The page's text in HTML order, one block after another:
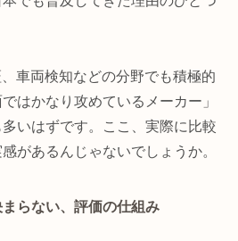
車両検知などの分野でも積極的
はかなり攻めているメーカー」
いはずです。ここ、実際に比較
があるんじゃないでしょうか。
まらない、評価の仕組み